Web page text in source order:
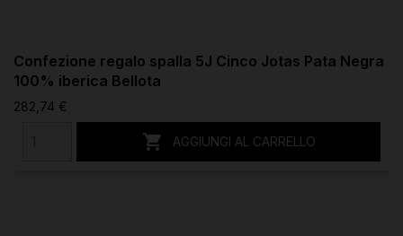
Confezione regalo spalla 5J Cinco Jotas Pata Negra
100% iberica Bellota
282,74 €
 AGGIUNGI AL CARRELLO